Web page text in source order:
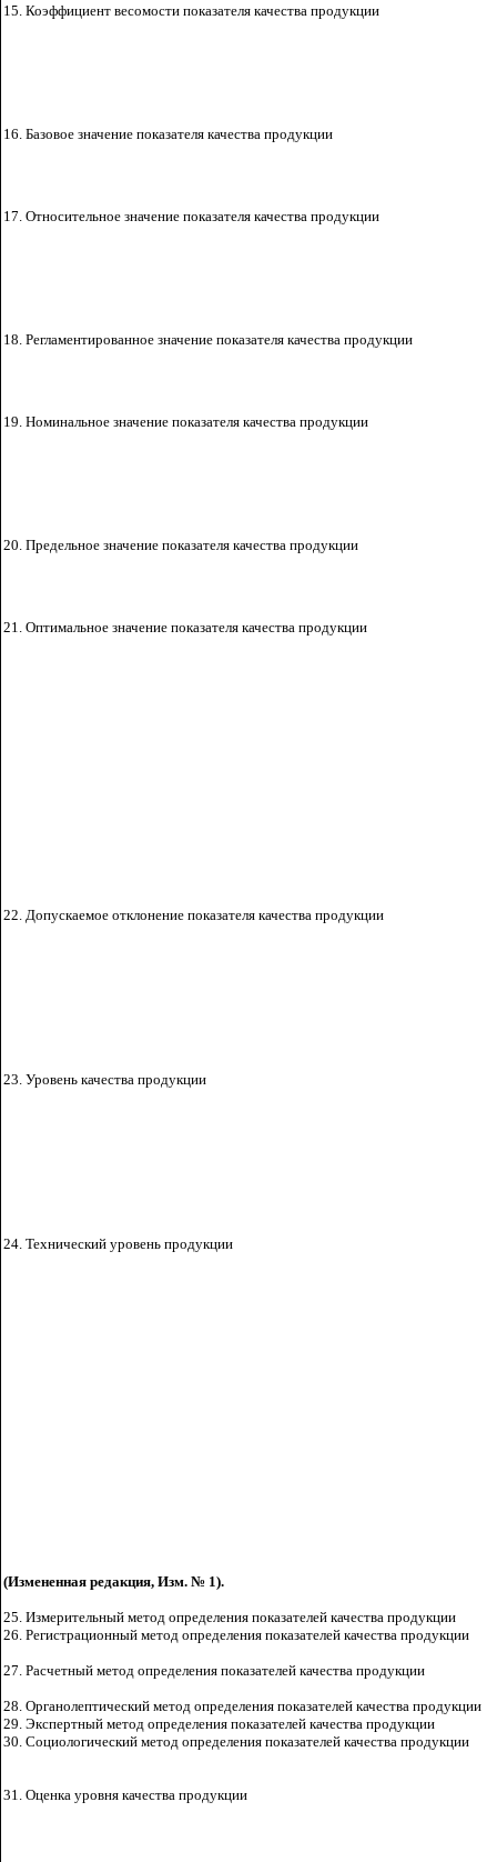
15. Коэффициент весомости показателя качества продукции
16. Базовое значение показателя качества продукции
17. Относительное значение показателя качества продукции
18. Регламентированное значение показателя качества продукции
19. Номинальное значение показателя качества продукции
20. Предельное значение показателя качества продукции
21. Оптимальное значение показателя качества продукции
22. Допускаемое отклонение показателя качества продукции
23. Уровень качества продукции
24. Технический уровень продукции
(Измененная редакция, Изм. № 1).
25. Измерительный метод определения показателей качества продукции
26. Регистрационный метод определения показателей качества продукции
27. Расчетный метод определения показателей качества продукции
28. Органолептический метод определения показателей качества продукции
29. Экспертный метод определения показателей качества продукции
30. Социологический метод определения показателей качества продукции
31. Оценка уровня качества продукции